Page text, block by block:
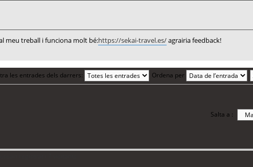
meu treball i funciona molt bé:https://sekai-travel.es/agrairia feedback!
les entrades dels darrers: Ordena per
Salta a :